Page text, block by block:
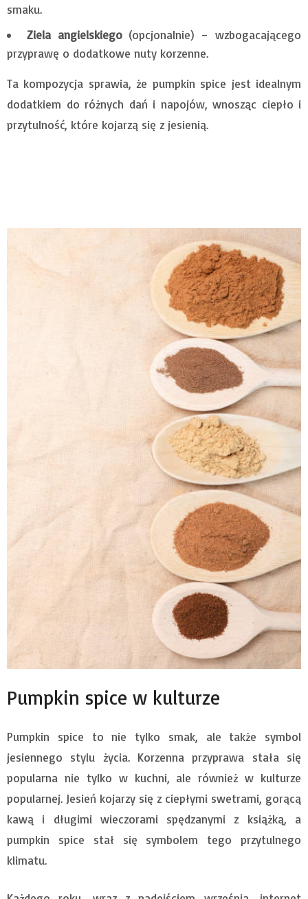
smaku.
Ziela angielskiego(opcjonalnie) – wzbogacającego
przyprawę o dodatkowe nuty korzenne.
Ta kompozycja sprawia, że pumpkin spice jest idealnym
dodatkiem do różnych dań i napojów, wnosząc ciepło i
przytulność, które kojarzą się z jesienią.
Pumpkin spice w kulturze
Pumpkin spice to nie tylko smak, ale także symbol
jesiennego stylu życia. Korzenna przyprawa stała się
popularna nie tylko w kuchni, ale również w kulturze
popularnej. Jesień kojarzy się z ciepłymi swetrami, gorącą
kawą i długimi wieczorami spędzanymi z książką, a
pumpkin spice stał się symbolem tego przytulnego
klimatu.